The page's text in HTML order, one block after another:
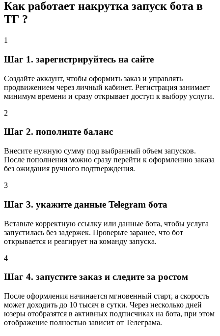
Как работает накрутка запуск бота в
ТГ ?
1
Шаг 1. зарегистрируйтесь на сайте
Создайте аккаунт, чтобы оформить заказ и управлять
продвижением через личный кабинет. Регистрация занимает
минимум времени и сразу открывает доступ к выбору услуги.
2
Шаг 2. пополните баланс
Внесите нужную сумму под выбранный объем запусков.
После пополнения можно сразу перейти к оформлению заказа
без ожидания ручного подтверждения.
3
Шаг 3. укажите данные Telegram бота
Вставьте корректную ссылку или данные бота, чтобы услуга
запустилась без задержек. Проверьте заранее, что бот
открывается и реагирует на команду запуска.
4
Шаг 4. запустите заказ и следите за ростом
После оформления начинается мгновенный старт, а скорость
может доходить до 10 тысяч в сутки. Через несколько дней
юзеры отобразятся в активных подписчиках на бота, при этом
отображение полностью зависит от Телеграма.